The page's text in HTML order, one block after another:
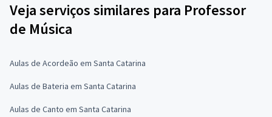
Veja serviços similares para Professor
de Música
Aulas de Acordeão em Santa Catarina
Aulas de Bateria em Santa Catarina
Aulas de Canto em Santa Catarina